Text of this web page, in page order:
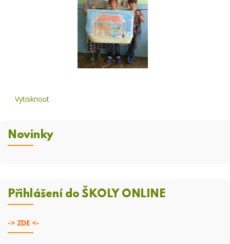
Vytisknout
Novinky
Přihlášení do ŠKOLY ONLINE
-> ZDE <-